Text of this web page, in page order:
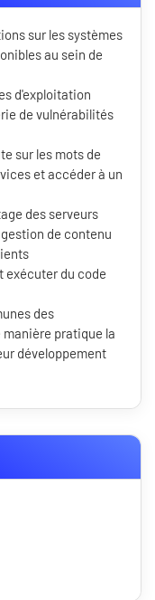
sur les systèmes
au sein de
d'exploitation
de vulnérabilités
sur les mots de
et accéder à un
des serveurs
de contenu
exécuter du code
des
pratique la
développement